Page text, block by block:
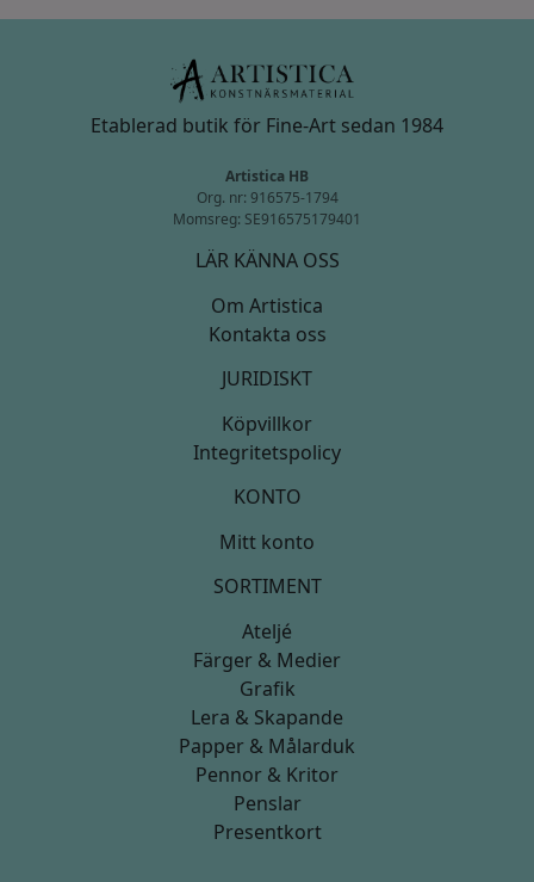
Etablerad butik för Fine-Art sedan 1984
Artistica HB
Org. nr: 916575-1794
Momsreg: SE916575179401
LÄR KÄNNA OSS
Om Artistica
Kontakta oss
JURIDISKT
Köpvillkor
Integritetspolicy
KONTO
Mitt konto
SORTIMENT
Ateljé
Färger & Medier
Grafik
Lera & Skapande
Papper & Målarduk
Pennor & Kritor
Penslar
Presentkort